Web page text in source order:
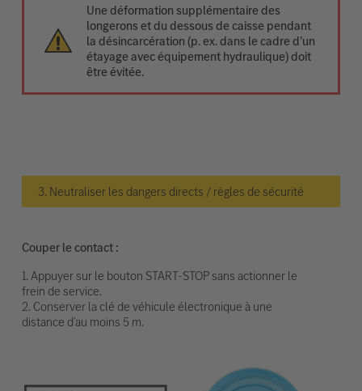
Une déformation supplémentaire des
longerons et du dessous de caisse pendant
la désincarcération (p. ex. dans le cadre d’un
étayage avec équipement hydraulique) doit
être évitée.
3. Neutraliser les dangers directs / règles de sécurité
Couper le contact :
1. Appuyer sur le bouton START-STOP sans actionner le
frein de service.
2. Conserver la clé de véhicule électronique à une
distance d’au moins 5 m.